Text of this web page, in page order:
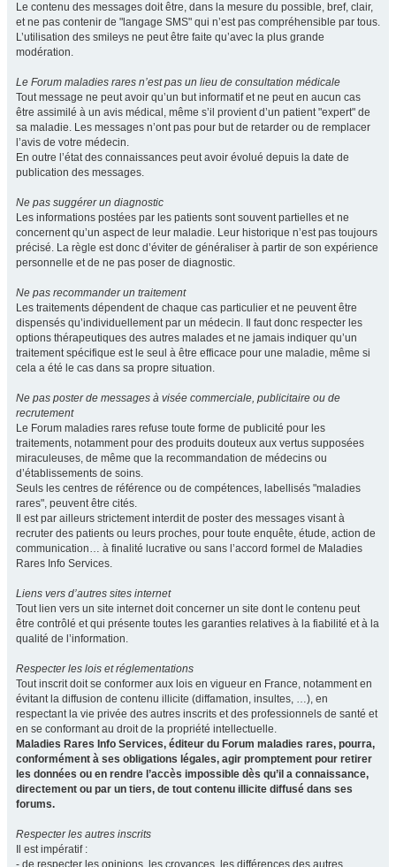
Le contenu des messages doit être, dans la mesure du possible, bref, clair,
et ne pas contenir de "langage SMS" qui n’est pas compréhensible par tous.
L’utilisation des smileys ne peut être faite qu’avec la plus grande
modération.
Le Forum maladies rares n’est pas un lieu de consultation médicale
Tout message ne peut avoir qu’un but informatif et ne peut en aucun cas
être assimilé à un avis médical, même s’il provient d’un patient "expert" de
sa maladie. Les messages n’ont pas pour but de retarder ou de remplacer
l’avis de votre médecin.
En outre l’état des connaissances peut avoir évolué depuis la date de
publication des messages.
Ne pas suggérer un diagnostic
Les informations postées par les patients sont souvent partielles et ne
concernent qu’un aspect de leur maladie. Leur historique n’est pas toujours
précisé. La règle est donc d’éviter de généraliser à partir de son expérience
personnelle et de ne pas poser de diagnostic.
Ne pas recommander un traitement
Les traitements dépendent de chaque cas particulier et ne peuvent être
dispensés qu’individuellement par un médecin. Il faut donc respecter les
options thérapeutiques des autres malades et ne jamais indiquer qu’un
traitement spécifique est le seul à être efficace pour une maladie, même si
cela a été le cas dans sa propre situation.
Ne pas poster de messages à visée commerciale, publicitaire ou de
recrutement
Le Forum maladies rares refuse toute forme de publicité pour les
traitements, notamment pour des produits douteux aux vertus supposées
miraculeuses, de même que la recommandation de médecins ou
d’établissements de soins.
Seuls les centres de référence ou de compétences, labellisés "maladies
rares", peuvent être cités.
Il est par ailleurs strictement interdit de poster des messages visant à
recruter des patients ou leurs proches, pour toute enquête, étude, action de
communication… à finalité lucrative ou sans l’accord formel de Maladies
Rares Info Services.
Liens vers d’autres sites internet
Tout lien vers un site internet doit concerner un site dont le contenu peut
être contrôlé et qui présente toutes les garanties relatives à la fiabilité et à la
qualité de l’information.
Respecter les lois et réglementations
Tout inscrit doit se conformer aux lois en vigueur en France, notamment en
évitant la diffusion de contenu illicite (diffamation, insultes, …), en
respectant la vie privée des autres inscrits et des professionnels de santé et
en se conformant au droit de la propriété intellectuelle.
Maladies Rares Info Services, éditeur du Forum maladies rares, pourra,
conformément à ses obligations légales, agir promptement pour retirer
les données ou en rendre l’accès impossible dès qu’il a connaissance,
directement ou par un tiers, de tout contenu illicite diffusé dans ses
forums.
Respecter les autres inscrits
Il est impératif :
- de respecter les opinions, les croyances, les différences des autres